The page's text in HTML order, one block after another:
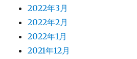
2022年3月
2022年2月
2022年1月
2021年12月